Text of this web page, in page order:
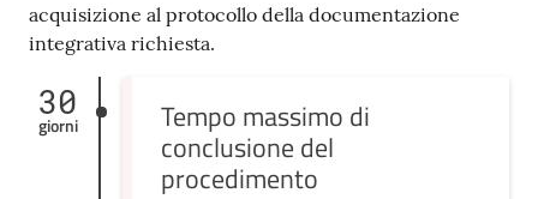
acquisizione al protocollo della documentazione
integrativa richiesta.
30
giorni Tempo massimo di
conclusione del
procedimento